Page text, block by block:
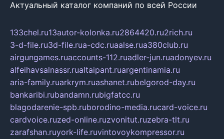
Актуальный каталог компаний по всей России
133chel.ru13autor-kolonka.ru2864420.ru2rich.ru
3-d-file.ru3d-file.rua-cdc.ruaalse.rua380club.ru
airgungames.ruaccounts-112.ruadler-jun.ruadonyev.ru
alfeihavsalnassr.rualtaipant.ruargentinamia.ru
aria-family.ruarkrym.ruashanet.rubelgorod-day.ru
bankaribi.rubandamn.rubigfatcc.ru
blagodarenie-spb.ruborodino-media.rucard-voice.ru
cardvoice.ruzed-online.ruzvonitut.ruzebra-tlt.ru
zarafshan.ruyork-life.ruvintovoykompressor.ru